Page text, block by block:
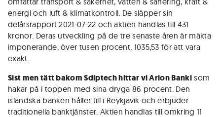
energi och luft & klimatkontroll. De släpper sin
delårsrapport 2021-07-22 och aktien handlas till 431
kronor. Deras utveckling på de tre senaste åren är mäkta
imponerande, över tusen procent, 1035,53 för att vara
exakt.
Sist men tätt bakom Sdiptech hittar vi Arion Banki som
hakar på i toppen med sina dryga 86 procent. Den
isländska banken håller till i Reykjavik och erbjuder
traditionella banktjänster. Aktien handlas till omkring 11